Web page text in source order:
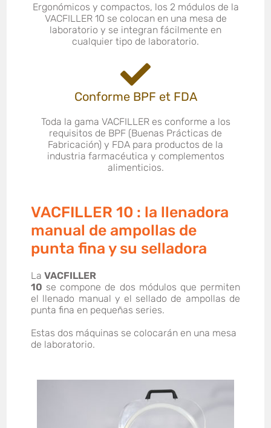
Ergonómicos y compactos, los 2 módulos de la
VACFILLER 10 se colocan en una mesa de
laboratorio y se integran fácilmente en
cualquier tipo de laboratorio.
Conforme BPF et FDA
Toda la gama VACFILLER es conforme a los
requisitos de BPF (Buenas Prácticas de
Fabricación) y FDA para productos de la
industria farmacéutica y complementos
alimenticios.
VACFILLER 10 : la llenadora
manual de ampollas de
punta fina y su selladora
LaVACFILLER
10 se compone de dos módulos que permiten
el llenado manual y el sellado de ampollas de
punta fina en pequeñas series.
Estas dos máquinas se colocarán en una mesa
de laboratorio.